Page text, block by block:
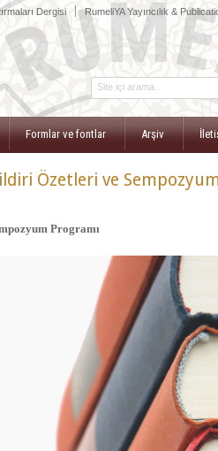
Dergisi RumeliYA Yayıncılık &
Formlar ve fontlar Arşiv
Özetleri ve
Programı